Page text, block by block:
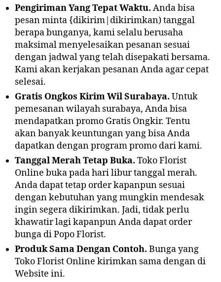
Pengiriman Yang Tepat Waktu. Anda bisa
pesan minta {dikirim|dikirimkan) tanggal
berapa bunganya, kami selalu berusaha
maksimal menyelesaikan pesanan sesuai
dengan jadwal yang telah disepakati bersama.
Kami akan kerjakan pesanan Anda agar cepat
selesai.
Gratis Ongkos Kirim Wil Surabaya. Untuk
pemesanan wilayah surabaya, Anda bisa
mendapatkan promo Gratis Ongkir. Tentu
akan banyak keuntungan yang bisa Anda
dapatkan dengan program promo dari kami.
Tanggal Merah Tetap Buka. Toko Florist
Online buka pada hari libur tanggal merah.
Anda dapat tetap order kapanpun sesuai
dengan kebutuhan yang mungkin mendesak
ingin segera dikirimkan. Jadi, tidak perlu
khawatir lagi kapanpun Anda dapat order
bunga di Popo Florist.
Produk Sama Dengan Contoh. Bunga yang
Toko Florist Online kirimkan sama dengan di
Website ini.